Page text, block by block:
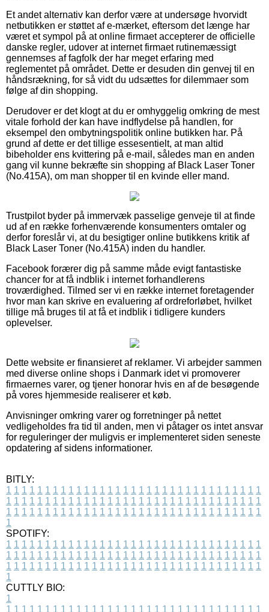
Et andet alternativ kan derfor være at undersøge hvorvidt
netbutikken er støttet af e-mærket, eftersom det længe har
været et sympol på at online firmaet accepterer de officielle
danske regler, udover at internet firmaet rutinemæssigt
gennemses af fagfolk der har meget erfaring med
reglementet på området. Dette er desuden din genvej til en
håndsrækning, for så vidt du udsættes for dilemmaer som
følge af din shopping.
Derudover er det klogt at du er omhyggelig omkring de mest
vitale forhold der kan have indflydelse på handlen, for
eksempel den ombytningspolitik online butikken har. På
grund af dette er det tillige essesentielt, at man altid
bibeholder ens kvittering på e-mail, således man en anden
gang vil kunne bekræfte sin shopping af Black Laser Toner
(No.415A), om man shopper til en kvinde eller mand.
Trustpilot byder på immervæk passelige genveje til at finde
ud af en række forhenværende konsumenters omtaler og
derfor foreslår vi, at du besigtiger online butikkens kritik af
Black Laser Toner (No.415A) inden du handler.
Facebook forærer dig på samme måde evigt fantastiske
chancer for at få indblik i internet forhandlerens
troværdighed. Tilmed ser vi en række internet foretagender
hvor man kan skrive en evaluering af ordreforløbet, hvilket
tillige må bruges til at få et indblik i tidligere kunders
oplevelser.
Dette website er finansieret af reklamer. Vi arbejder sammen
med diverse online shops i Danmark idet vi promoverer
firmaernes varer, og tjener honorar hvis en af de besøgende
på vores hjemmeside realiserer et køb.
Anvisninger omkring varer og forretninger på nettet
vedligeholdes fra tid til anden, men vi påtager os intet ansvar
for reguleringer der muligvis er implementeret siden seneste
opdatering af sidens informationer.
BITLY:
1 1 1 1 1 1 1 1 1 1 1 1 1 1 1 1 1 1 1 1 1 1 1 1 1 1 1 1 1 1 1 1 1
1 1 1 1 1 1 1 1 1 1 1 1 1 1 1 1 1 1 1 1 1 1 1 1 1 1 1 1 1 1 1 1 1
1 1 1 1 1 1 1 1 1 1 1 1 1 1 1 1 1 1 1 1 1 1 1 1 1 1 1 1 1 1 1 1 1
1
SPOTIFY:
1 1 1 1 1 1 1 1 1 1 1 1 1 1 1 1 1 1 1 1 1 1 1 1 1 1 1 1 1 1 1 1 1
1 1 1 1 1 1 1 1 1 1 1 1 1 1 1 1 1 1 1 1 1 1 1 1 1 1 1 1 1 1 1 1 1
1 1 1 1 1 1 1 1 1 1 1 1 1 1 1 1 1 1 1 1 1 1 1 1 1 1 1 1 1 1 1 1 1
1
CUTTLY BIO:
1
1 1 1 1 1 1 1 1 1 1 1 1 1 1 1 1 1 1 1 1 1 1 1 1 1 1 1 1 1 1 1 1 1